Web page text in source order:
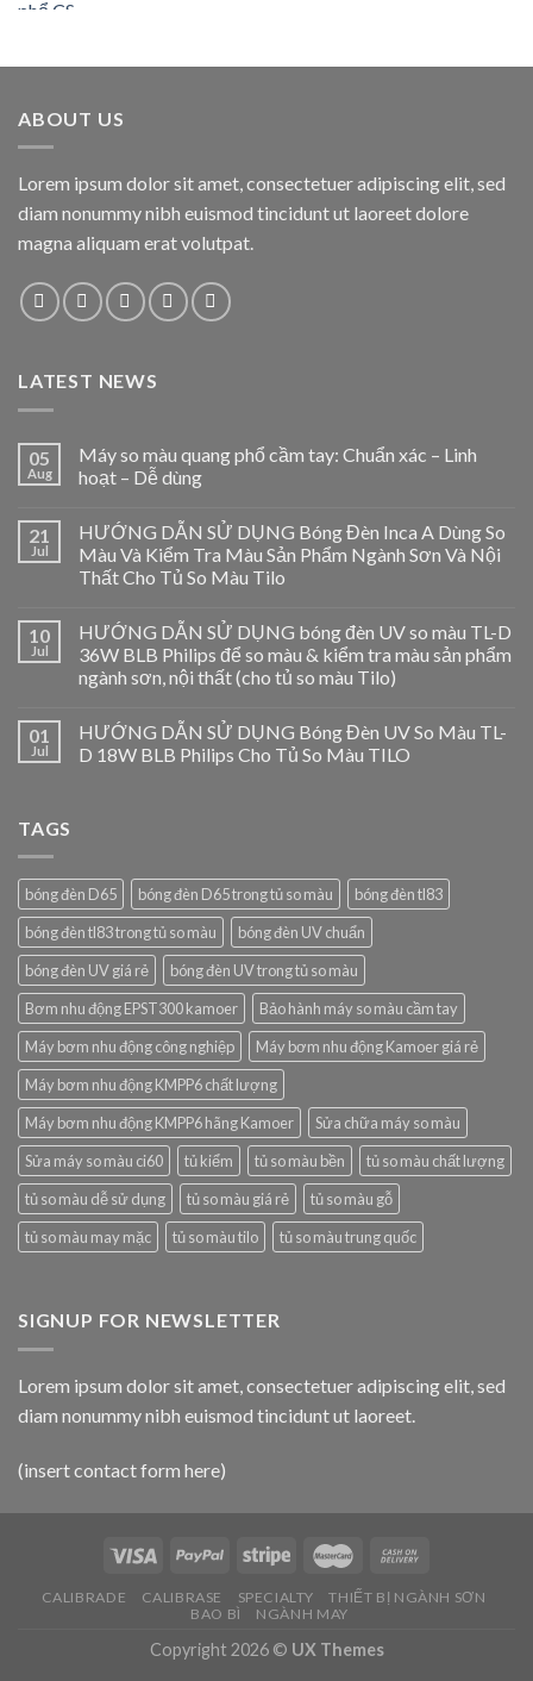
ABOUT US
Lorem ipsum dolor sit amet, consectetuer adipiscing elit, sed
diam nonummy nibh euismod tincidunt ut laoreet dolore
magna aliquam erat volutpat.
LATEST NEWS
05
Aug
Máy so màu quang phổ cầm tay: Chuẩn xác – Linh
hoạt – Dễ dùng
21
Jul
HƯỚNG DẪN SỬ DỤNG Bóng Đèn Inca A Dùng So
Màu Và Kiểm Tra Màu Sản Phẩm Ngành Sơn Và Nội
Thất Cho Tủ So Màu Tilo
10
Jul
HƯỚNG DẪN SỬ DỤNG bóng đèn UV so màu TL-D
36W BLB Philips để so màu & kiểm tra màu sản phẩm
ngành sơn, nội thất (cho tủ so màu Tilo)
01
Jul
HƯỚNG DẪN SỬ DỤNG Bóng Đèn UV So Màu TL-
D 18W BLB Philips Cho Tủ So Màu TILO
TAGS
bóng đèn D65 bóng đèn D65 trong tủ so màu
bóng đèn tl83
bóng đèn tl83 trong tủ so màu
bóng đèn UV chuẩn
bóng đèn UV giá rẻ
bóng đèn UV trong tủ so màu
Bơm nhu động EPST300 kamoer
Bảo hành máy so màu cầm tay
Máy bơm nhu động công nghiệp
Máy bơm nhu động Kamoer giá rẻ
Máy bơm nhu động KMPP6 chất lượng
Máy bơm nhu động KMPP6 hãng Kamoer
Sửa chữa máy so màu
Sửa máy so màu ci60
tủ kiểm tủ so màu bền
tủ so màu chất lượng
tủ so màu dễ sử dụng
tủ so màu giá rẻ
tủ so màu gỗ
tủ so màu may mặc
tủ so màu tilo tủ so màu trung quốc
SIGNUP FOR NEWSLETTER
Lorem ipsum dolor sit amet, consectetuer adipiscing elit, sed
diam nonummy nibh euismod tincidunt ut laoreet.
(insert contact form here)
CALIBRADE CALIBRASE SPECIALTY
THIẾT BỊ NGÀNH SƠN
BAO BÌ
NGÀNH MAY
Copyright 2026 © UX Themes